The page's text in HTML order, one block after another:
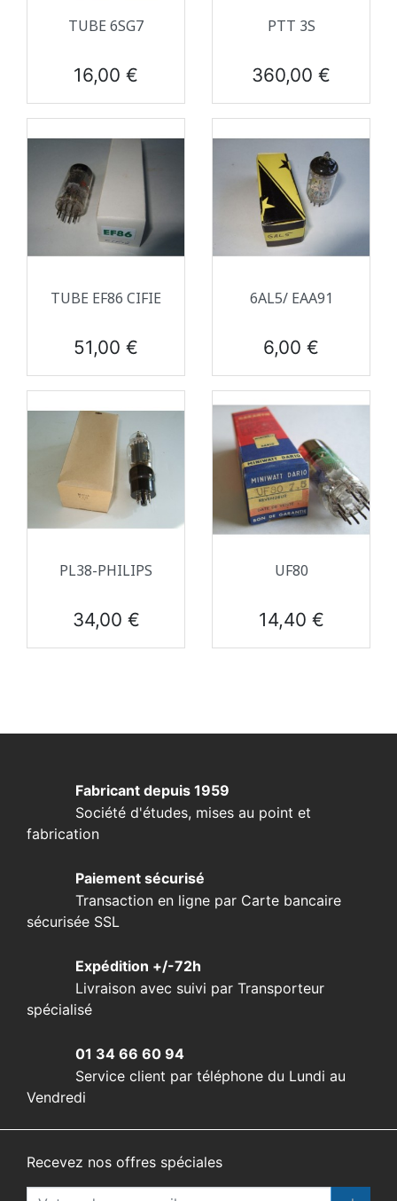
TUBE 6SG7
Prix
16,00 €
PTT 3S
Prix
360,00 €
TUBE EF86 CIFIE
Prix
51,00 €
6AL5/ EAA91
Prix
6,00 €
PL38-PHILIPS
Prix
34,00 €
UF80
Prix
14,40 €
Fabricant depuis 1959
Société d'études, mises au point et
fabrication
Paiement sécurisé
Transaction en ligne par Carte bancaire
sécurisée SSL
Expédition +/-72h
Livraison avec suivi par Transporteur
spécialisé
01 34 66 60 94
Service client par téléphone du Lundi au
Vendredi
Recevez nos offres spéciales